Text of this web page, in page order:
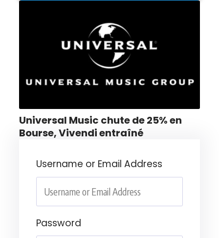
Universal Music chute de 25% en
Bourse, Vivendi entraîné
Username or Email Address
Password